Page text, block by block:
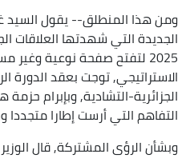
ومن هذا المنطلق-- يقول السيد
الجديدة التي شهدتها العلاقات
2025 لتفتح صفحة نوعية وغير
الاستراتيجي, توجت بعقد الدورة
الجزائرية-التشادية, وبإبرام حزمة
التفاهم التي أرست إطارا متجددا
وبشأن الرؤى المشتركة, قال الوزير